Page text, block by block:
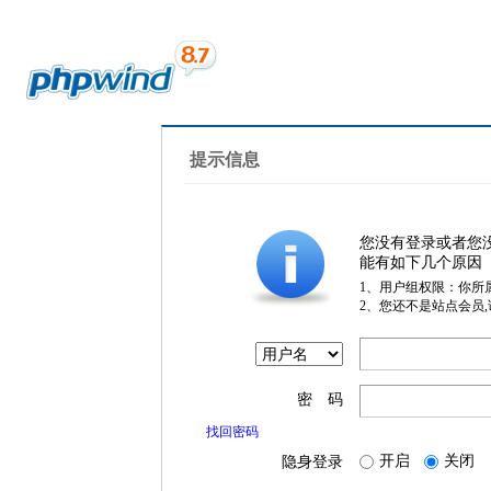
提示信息
您没有登录或者您
能有如下几个原因
1、用户组权限：你所
2、您还不是站点会员
密 码
找回密码
隐身登录 开启 关闭